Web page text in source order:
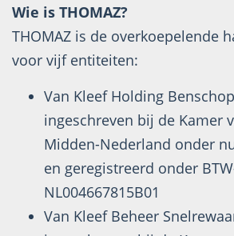
Wie is THOMAZ?
THOMAZ is de overkoepelende
voor vijf entiteiten:
Van Kleef Holding
ingeschreven bij de Kamer
Midden-Nederland onder
en geregistreerd onder
NL004667815B01
Van Kleef Beheer